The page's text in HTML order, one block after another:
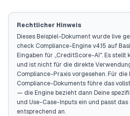
Rechtlicher Hinweis
Dieses Beispiel-Dokument wurde live
check Compliance-Engine v4.15 auf
Eingaben für „CreditScore-AI". Es stellt
und ist nicht für die direkte
Compliance-Praxis vorgesehen. Für die
Compliance-Dokuments führe das
— die Engine bezieht dann Deine
und Use-Case-Inputs ein und passt
entsprechend an.